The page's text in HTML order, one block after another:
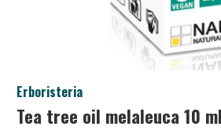
Erboristeria
Tea tree oil melaleuca 10 ml
Anticellulite e Fanghi: Sconto